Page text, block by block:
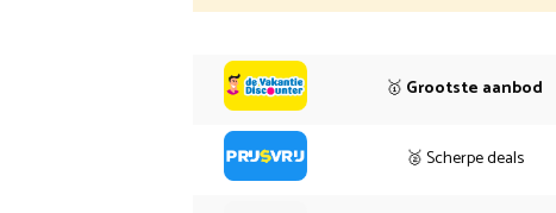
🥇 Grootste aanbod
🥈 Scherpe deals